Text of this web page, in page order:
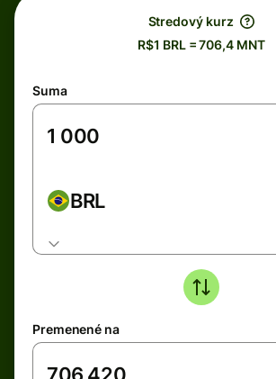
Stredový kurz
R$1 BRL = 706,4 MNT
Suma
BRL
Premenené na